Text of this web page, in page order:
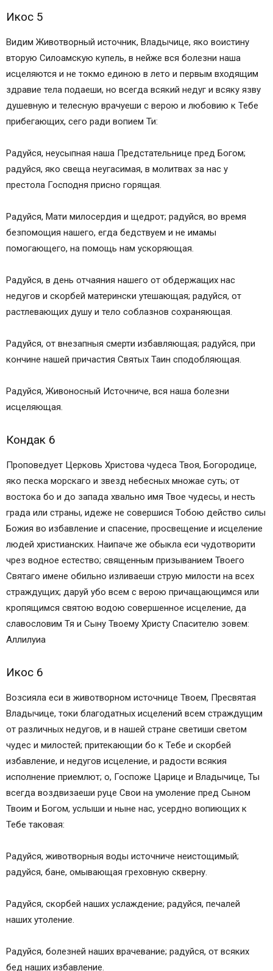
Икос 5
Видим Животворный источник, Владычице, яко воистину
вторую Силоамскую купель, в нейже вся болезни наша
исцеляются и не токмо единою в лето и первым входящим
здравие тела подаеши, но всегда всякий недуг и всяку язву
душевную и телесную врачуеши с верою и любовию к Тебе
прибегающих, сего ради вопием Ти:
Радуйся, неусыпная наша Предстательнице пред Богом;
радуйся, яко свеща неугасимая, в молитвах за нас у
престола Господня присно горящая.
Радуйся, Мати милосердия и щедрот; радуйся, во время
безпомощия нашего, егда бедствуем и не имамы
помогающего, на помощь нам ускоряющая.
Радуйся, в день отчаяния нашего от обдержащих нас
недугов и скорбей матерински утешающая; радуйся, от
растлевающих душу и тело соблазнов сохраняющая.
Радуйся, от внезапныя смерти избавляющая; радуйся, при
кончине нашей причастия Святых Таин сподобляющая.
Радуйся, Живоносный Источниче, вся наша болезни
исцеляющая.
Кондак 6
Проповедует Церковь Христова чудеса Твоя, Богородице,
яко песка морскаго и звезд небесных множае суть; от
востока бо и до запада хвально имя Твое чудесы, и несть
града или страны, идеже не совершися Тобою действо силы
Божия во избавление и спасение, просвещение и исцеление
людей христианских. Наипаче же обыкла еси чудотворити
чрез водное естество; священным призыванием Твоего
Святаго имене обильно изливаеши струю милости на всех
страждущих; даруй убо всем с верою причащающимся или
кропящимся святою водою совершенное исцеление, да
славословим Тя и Сыну Твоему Христу Спасителю зовем:
Аллилуиа
Икос 6
Возсияла еси в животворном источнице Твоем, Пресвятая
Владычице, токи благодатных исцелений всем страждущим
от различных недугов, и в нашей стране светиши светом
чудес и милостей; притекающии бо к Тебе и скорбей
избавление, и недугов исцеление, и радости всякия
исполнение приемлют; о, Госпоже Царице и Владычице, Ты
всегда воздвизаеши руце Свои на умоление пред Сыном
Твоим и Богом, услыши и ныне нас, усердно вопиющих к
Тебе таковая:
Радуйся, животворныя воды источниче неистощимый;
радуйся, бане, омывающая греховную скверну.
Радуйся, скорбей наших услаждение; радуйся, печалей
наших утоление.
Радуйся, болезней наших врачевание; радуйся, от всяких
бед наших избавление.